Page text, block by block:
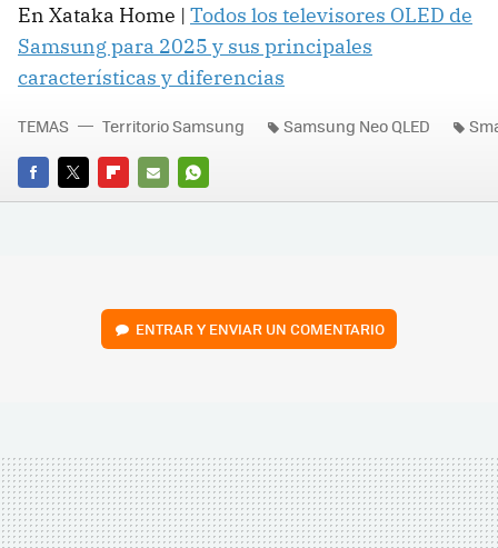
En Xataka Home | Todos los televisores OLED de
Samsung para 2025 y sus principales
características y diferencias
FACEBOOK
TWITTERFLIPBOARD
E-
WHATSAPP
TEMAS Territorio Samsung Samsung Neo QLED
ENTRAR Y ENVIAR UN COMENTARIO